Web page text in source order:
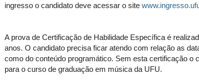
ingresso o candidato deve acessar o site
A prova de Certificação de Habilidade Específica é
anos. O candidato precisa ficar atendo com relação as
como do conteúdo programático. Sem esta certificação o
para o curso de graduação em música da UFU.